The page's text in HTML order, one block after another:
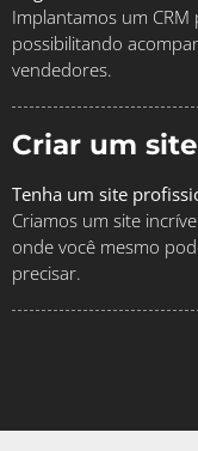
Implantamos um
possibilitando
vendedores.
Criar um
Tenha um site
Criamos um site
onde você mesmo
precisar.